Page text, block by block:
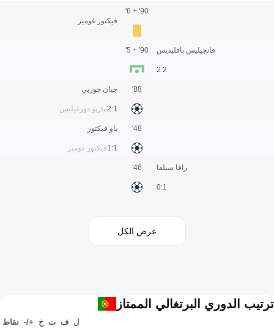
فيكتور غوميز
90' + 6'
فانجيليس بافليديس
2:2
90' + 5'
جيان جوربي
ماريو دورغيليس1:2
88'
باو فيكتور
فيكتور غوميز1:1
48'
رافا سيلفا
1:0
46'
عرض الكل
ترتيب الدوري البرتغالي الممتاز
ل ف ت خ +/- نقاط